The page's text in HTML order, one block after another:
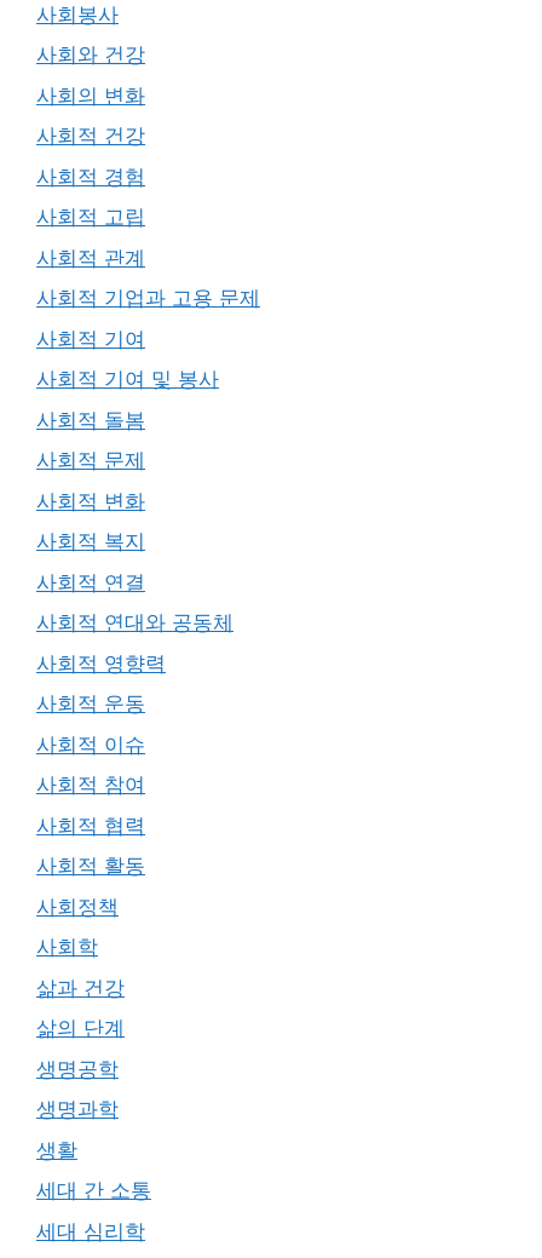
사회봉사
사회와 건강
사회의 변화
사회적 건강
사회적 경험
사회적 고립
사회적 관계
사회적 기업과 고용 문제
사회적 기여
사회적 기여 및 봉사
사회적 돌봄
사회적 문제
사회적 변화
사회적 복지
사회적 연결
사회적 연대와 공동체
사회적 영향력
사회적 운동
사회적 이슈
사회적 참여
사회적 협력
사회적 활동
사회정책
사회학
삶과 건강
삶의 단계
생명공학
생명과학
생활
세대 간 소통
세대 심리학